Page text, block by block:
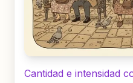
Cantidad e intensidad